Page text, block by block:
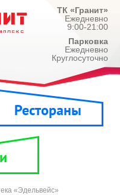
ТК «Гранит»
Ежедневно
9:00-21:00
Парковка
Ежедневно
Круглосуточно
Рестораны
«Эдельвейс»